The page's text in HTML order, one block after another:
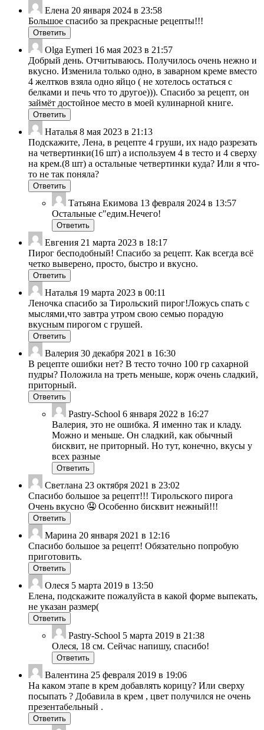
Елена 20 января 2024 в 23:58
Большое спасибо за прекрасные рецепты!!!
Ответить
Olga Eymeri 16 мая 2023 в 21:57
Добрый день. Отчитываюсь. Получилось очень нежно и
вкусно. Изменила только одно, в заварном креме вместо
4 желтков взяла одно яйцо ( не хотелось остаться с
белками и печь что то другое))). Спасибо за рецепт, он
займёт достойное место в моей кулинарной книге.
Ответить
Наталья 8 мая 2023 в 21:13
Подскажите, Лена, в рецепте 4 груши, их надо разрезать
на четвертинки(16 шт) а используем 4 в тесто и 4 сверху
на крем.(8 шт) а остальные четвертинки куда? Или я что-
то не так поняла?
Ответить
Татьяна Екимова 13 февраля 2024 в 13:57
Остальные с"едим.Нечего!
Ответить
Евгения 21 марта 2023 в 18:17
Пирог бесподобный! Спасибо за рецепт. Как всегда всё
четко выверено, просто, быстро и вкусно.
Ответить
Наталья 19 марта 2023 в 00:11
Леночка спасибо за Тирольский пирог!Ложусь спать с
мыслями,что завтра утром свою семью порадую
вкусным пирогом с грушей.
Ответить
Валерия 30 декабря 2021 в 16:30
В рецепте ошибки нет? В тесто точно 100 гр сахарной
пудры? Положила на треть меньше, корж очень сладкий,
приторный.
Ответить
Pastry-School 6 января 2022 в 16:27
Валерия, это не ошибка. Я именно так и кладу.
Можно и меньше. Он сладкий, как обычный
бисквит, не приторный. Но тут, конечно, вкусы у
всех разные
Ответить
Светлана 23 октября 2021 в 23:02
Спасибо большое за рецепт!!! Тирольского пирога
Очень вкусно 🤤 Особенно бисквит нежный!!!
Ответить
Марина 20 января 2021 в 12:16
Спасибо большое за рецепт! Обязательно попробую
приготовить.
Ответить
Олеся 5 марта 2019 в 13:50
Елена, подскажите пожалуйста в какой форме выпекать,
не указан размер(
Ответить
Pastry-School 5 марта 2019 в 21:38
Олеся, 18 см. Сейчас напишу, спасибо!
Ответить
Валентина 25 февраля 2019 в 19:06
На каком этапе в крем добавлять корицу? Или сверху
посыпать ? Добавила в крем , цвет получился не очень
презентабельный .
Ответить